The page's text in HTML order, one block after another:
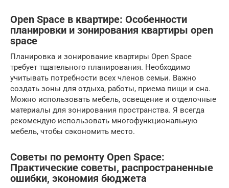
Open Space в квартире: Особенности
планировки и зонирования квартиры open
space
Планировка и зонирование квартиры Open Space
требует тщательного планирования. Необходимо
учитывать потребности всех членов семьи. Важно
создать зоны для отдыха, работы, приема пищи и сна.
Можно использовать мебель, освещение и отделочные
материалы для зонирования пространства. Я всегда
рекомендую использовать многофункциональную
мебель, чтобы сэкономить место.
Советы по ремонту Open Space:
Практические советы, распространенные
ошибки, экономия бюджета